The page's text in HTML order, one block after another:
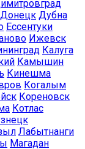
Донецк Дубна
Ессентуки
Ижевск
Калуга
Камышин
Кинешма
Когалым
Кореновск
Котлас
Лабытнанги
Магадан